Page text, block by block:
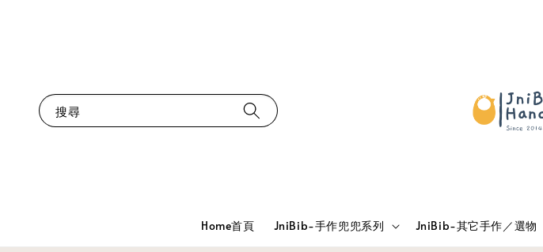
搜尋
Home首頁 JniBib-手作兜兜系列 JniBib-其它手作／選物